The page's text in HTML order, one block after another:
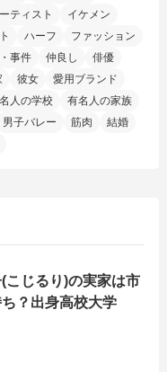
ティスト
イケメン
ハーフ
ファッション
事件 仲良し
俳優
彼女
愛用ブランド
人の学校
有名人の家族
男子バレー 筋肉
結婚
こじるり)の実家は市
？出身高校大学